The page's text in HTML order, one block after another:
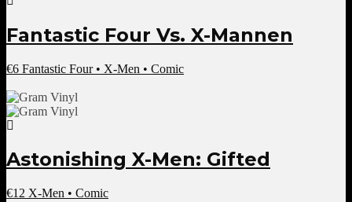
Fantastic Four Vs. X-Mannen
€6 Fantastic Four • X-Men • Comic
Astonishing X-Men: Gifted
€12 X-Men • Comic